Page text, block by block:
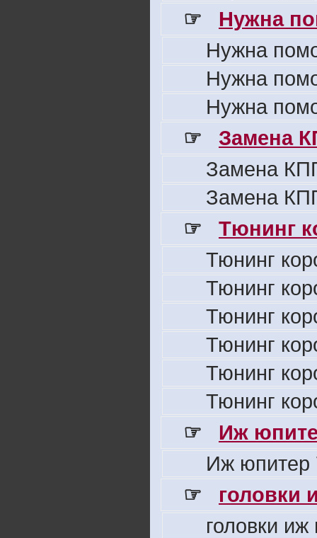
☞
Нужна
Нужна
Нужна
Нужна
☞
Замена
Замена
Замена
☞
Тюнинг
Тюнинг
Тюнинг
Тюнинг
Тюнинг
Тюнинг
Тюнинг
☞
Иж
Иж юпитер
☞
головки
головки